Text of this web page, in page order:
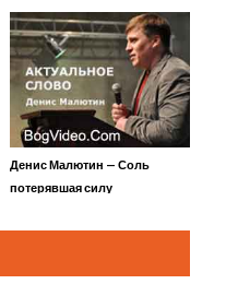
Денис Малютин — Соль
потерявшая силу